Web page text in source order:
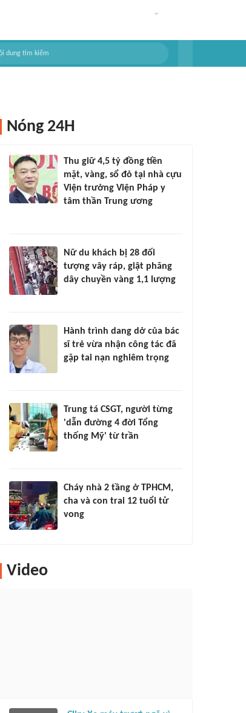
Nóng 24H
Thu giữ 4,5 tỷ đồng tiền
mặt, vàng, sổ đỏ tại nhà cựu
Viện trưởng Viện Pháp y
tâm thần Trung ương
Nữ du khách bị 28 đối
tượng vây ráp, giật phăng
dây chuyền vàng 1,1 lượng
Hành trình dang dở của bác
sĩ trẻ vừa nhận công tác đã
gặp tai nạn nghiêm trọng
Trung tá CSGT, người từng
'dẫn đường 4 đời Tổng
thống Mỹ' từ trần
Cháy nhà 2 tầng ở TPHCM,
cha và con trai 12 tuổi tử
vong
Video